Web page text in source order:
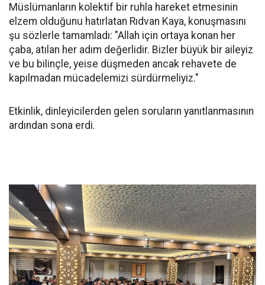
Müslümanların kolektif bir ruhla hareket etmesinin
elzem olduğunu hatırlatan Rıdvan Kaya, konuşmasını
şu sözlerle tamamladı: "Allah için ortaya konan her
çaba, atılan her adım değerlidir. Bizler büyük bir aileyiz
ve bu bilinçle, yeise düşmeden ancak rehavete de
kapılmadan mücadelemizi sürdürmeliyiz."
Etkinlik, dinleyicilerden gelen soruların yanıtlanmasının
ardından sona erdi.